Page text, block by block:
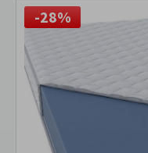
-28%